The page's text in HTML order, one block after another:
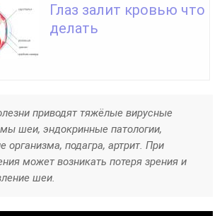
Глаз залит кровью что
делать
приводят тяжёлые вирусные
шеи, эндокринные патологии,
организма, подагра, артрит. При
может возникать потеря зрения и
шеи.